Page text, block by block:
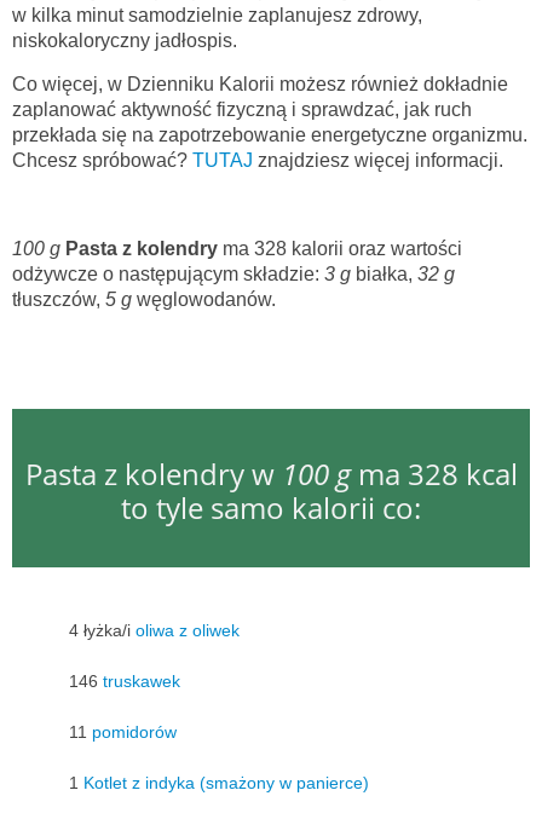
w kilka minut samodzielnie zaplanujesz zdrowy,
niskokaloryczny jadłospis.
Co więcej, w Dzienniku Kalorii możesz również dokładnie
zaplanować aktywność fizyczną i sprawdzać, jak ruch
przekłada się na zapotrzebowanie energetyczne organizmu.
Chcesz spróbować? TUTAJ znajdziesz więcej informacji.
100 g Pasta z kolendry ma 328 kalorii oraz wartości
odżywcze o następującym składzie: 3 g białka, 32 g
tłuszczów, 5 g węglowodanów.
Pasta z kolendry w 100 gma 328 kcal
to tyle samo kalorii co:
4 łyżka/i oliwa z oliwek
146 truskawek
11 pomidorów
1 Kotlet z indyka (smażony w panierce)